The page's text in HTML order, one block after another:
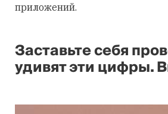
приложений.
Заставьте себя
удивят эти цифры.